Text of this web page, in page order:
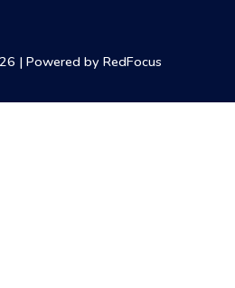
| Powered by RedFocus